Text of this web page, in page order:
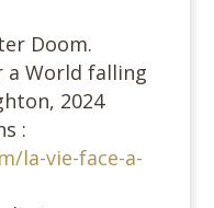
Doom.
a World falling
2024
:
la-vie-face-a-